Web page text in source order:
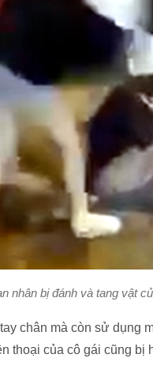
nhân bị đánh và tang vật
chân mà còn sử dụng
thoại của cô gái cũng bị